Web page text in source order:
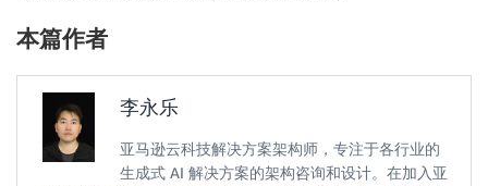
本篇作者
李永乐
亚马逊云科技解决方案架构师，专注于各行业的
生成式 AI 解决方案的架构咨询和设计。在加入亚